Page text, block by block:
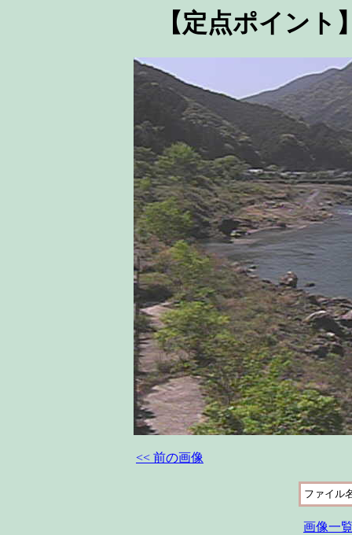
【定点ポイン
<< 前の画像
ファイル
画像一